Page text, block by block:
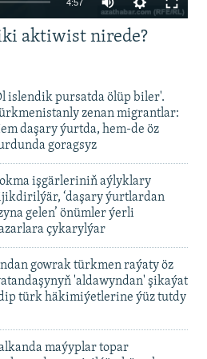
1080p
4:57
240p
720p
aktiwist nirede?
islendik pursatda ölüp biler'.
zenan migrantlar:
daşary ýurtda, hem-de öz
goragsyz
işgärleriniň aýlyklary
‘daşary ýurtlardan
gelen’ önümler ýerli
çykarylýar
gowrak türkmen raýaty öz
'aldawyndan' şikaýat
türk häkimiýetlerine ýüz tutdy
maýyplar topar